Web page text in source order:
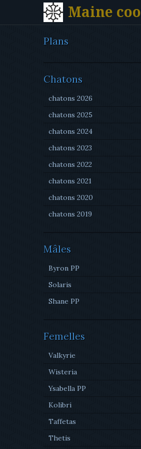
Maine
Plans
Chatons
chatons 2026
chatons 2025
chatons 2024
chatons 2023
chatons 2022
chatons 2021
chatons 2020
chatons 2019
Mâles
Byron PP
Solaris
Shane PP
Femelles
Valkyrie
Wisteria
Ysabella PP
Kolibri
Taffetas
Thetis